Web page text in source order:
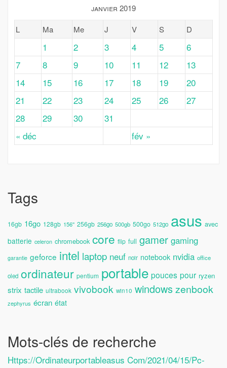
janvier 2019
L
Ma Me J V S D
« déc fév »
1 2 3 4 5
6
7
8 9 10 11 12
13
14
15 16 17 18 19
20
21
22 23 24 25 26
27
28
29 30 31
Tags
16gb 16go 128gb 156'' 256gb 256go 500gb 500go 512go asus avec
batterie celeron chromebook core flip full gamer gaming
garantie geforce intel laptop neuf noir notebook nvidia office
oled ordinateur pentium portable pouces pour ryzen
strix tactile ultrabook vivobook win10 windows zenbook
zephyrus écran état
Mots-clés de recherche
Https://ordinateurportableasus Com/2021/04/15/pc-